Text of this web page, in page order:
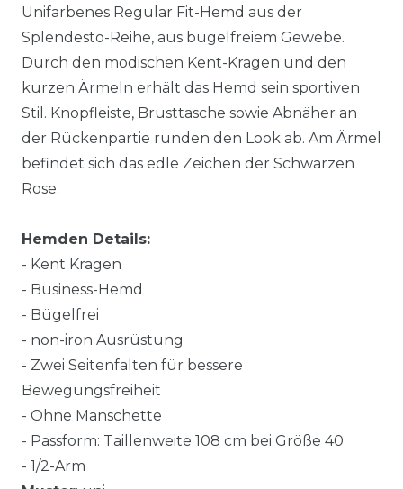
Unifarbenes Regular Fit-Hemd aus der
Splendesto-Reihe, aus bügelfreiem Gewebe.
Durch den modischen Kent-Kragen und den
kurzen Ärmeln erhält das Hemd sein sportiven
Stil. Knopfleiste, Brusttasche sowie Abnäher an
der Rückenpartie runden den Look ab. Am Ärmel
befindet sich das edle Zeichen der Schwarzen
Rose.
Hemden Details:
- Kent Kragen
- Business-Hemd
- Bügelfrei
- non-iron Ausrüstung
- Zwei Seitenfalten für bessere
Bewegungsfreiheit
- Ohne Manschette
- Passform: Taillenweite 108 cm bei Größe 40
- 1/2-Arm